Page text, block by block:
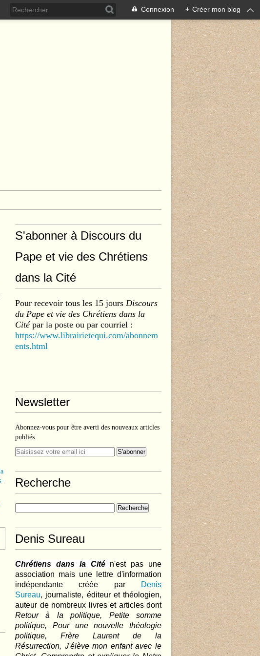
Connexion + Créer mon blog
S'abonner à Discours du
Pape et vie des Chrétiens
dans la Cité
Pour recevoir tous les 15 jours Discours
du Pape et vie des Chrétiens dans la
Citépar la poste ou par courriel :
https://www.librairietequi.com/abonnem
ents.html
Newsletter
Abonnez-vous pour être averti des nouveaux articles
publiés.
Recherche
Denis Sureau
Chrétiens dans la Cité
n'est pas une
association mais une lettre d'information
indépendante créée par
Denis
Sureau, journaliste, éditeur et théologien,
auteur de nombreux livres et articles dont
Retour à la politique, Petite somme
politique, Pour une nouvelle théologie
politique, Frère Laurent de la
Résurrection, J'élève mon enfant avec le